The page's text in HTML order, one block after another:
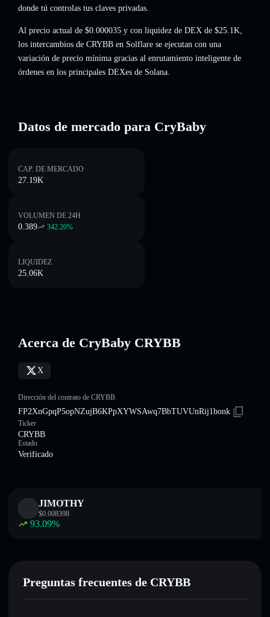
donde tú controlas tus claves privadas.
Al precio actual de $0.000035 y con liquidez de DEX de $25.1K,
los intercambios de CRYBB en Solflare se ejecutan con una
variación de precio mínima gracias al enrutamiento inteligente de
órdenes en los principales DEXes de Solana.
Datos de mercado para CryBaby
CAP. DE MERCADO
27.19K
VOLUMEN DE 24H
0.389 342.20%
LIQUIDEZ
25.06K
Acerca de CryBaby CRYBB
X
Dirección del contrato de CRYBB
FP2XnGpqP5opNZujB6KPpXYWSAwq7BbTUVUnRij1bonk
Ticker
CRYBB
Estado
Verificado
JIMOTHY
$0.008398
93.09%
Preguntas frecuentes de CRYBB